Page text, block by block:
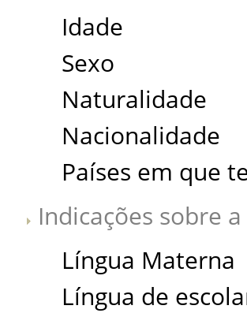
Idade
Sexo
Naturalidade
Nacionalidade
Países em que
Indicações sobre
Língua Materna
Língua de